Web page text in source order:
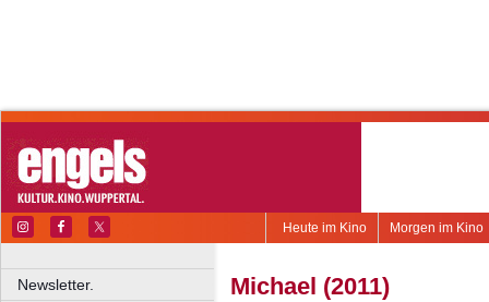
Morgen im Kino
Heute im Kino
Newsletter.
Michael (2011)